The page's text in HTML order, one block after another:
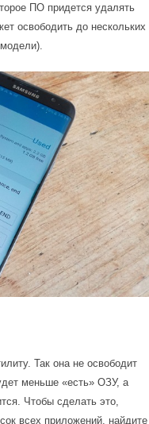
ПО придется удалять
освободить до нескольких
Так она не освободит
меньше «есть» ОЗУ, а
Чтобы сделать это,
всех приложений, найдите